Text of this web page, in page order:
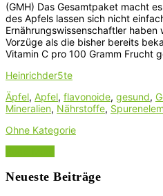
(GMH) Das Gesamtpaket macht
des Apfels lassen sich nicht
Ernährungswissenschaftler
Vorzüge als die bisher bereits
Vitamin C pro 100 Gramm Frucht
Heinrichder5te
Äpfel, Apfel, flavonoide, gesund,
Mineralien, Nährstoffe,
Ohne Kategorie
Neueste Beiträge